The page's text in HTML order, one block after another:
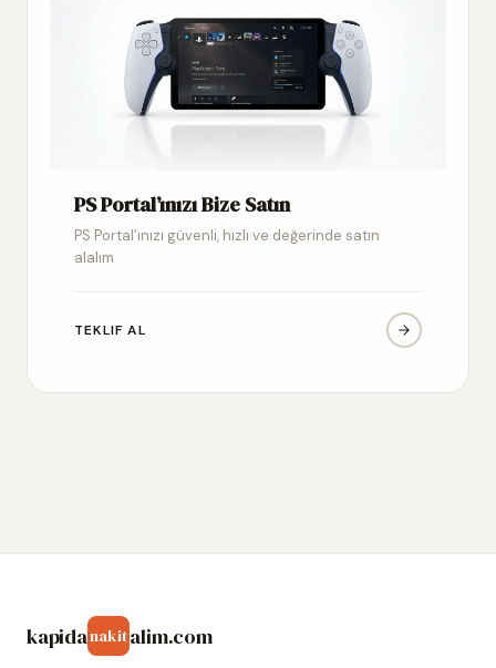
PS Portal’ınızı Bize Satın
PS Portal’ınızı güvenli, hızlı ve değerinde satın
alalım
TEKLIF AL
kapidanakitalim.com